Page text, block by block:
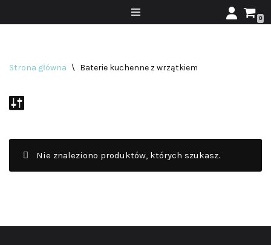
0
Strona główna \ Baterie kuchenne z wrzątkiem
Nie znaleziono produktów, których szukasz.